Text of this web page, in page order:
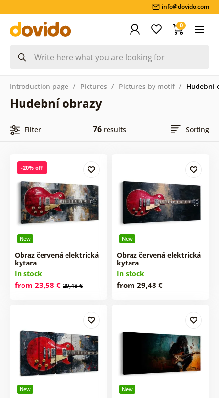
info@dovido.com
0
Introduction page Pictures Pictures by motif Hudební
Hudební obrazy
Filter 76 results Sorting
New
-20% off
Obraz červená elektrická
kytara
In stock
from 23,58 € 29,48 €
New
Obraz červená elektrická
kytara
In stock
from 29,48 €
New New